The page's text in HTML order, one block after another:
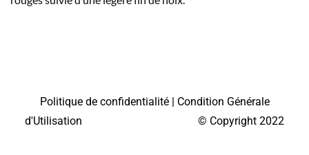
Politique de confidentialité | Condition Générale
d'Utilisation © Copyright 2022